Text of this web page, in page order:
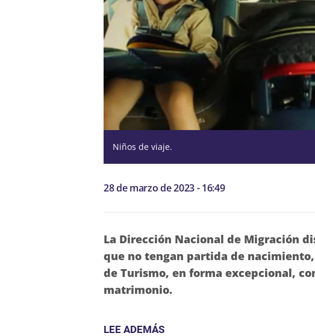
Niños de viaje.
28 de marzo de 2023 - 16:49
La Dirección Nacional de Migración
que no tengan partida de
de Turismo, en forma excepcional,
matrimonio.
LEE ADEMÁS